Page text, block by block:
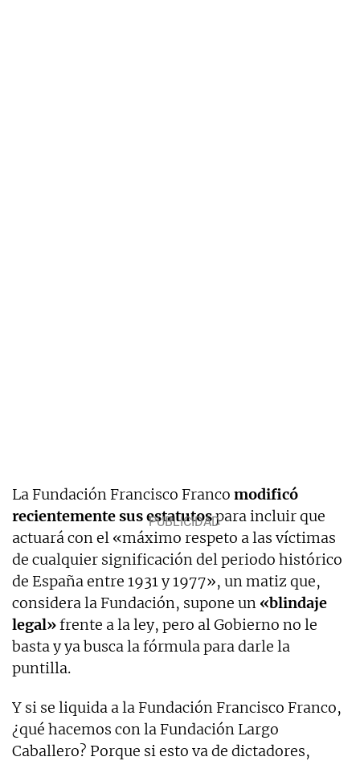
La Fundación Francisco Franco modificó
recientemente sus estatutospara incluir que
actuará con el «máximo respeto a las víctimas
de cualquier significación del periodo histórico
de España entre 1931 y 1977», un matiz que,
considera la Fundación, supone un «blindaje
legal»frente a la ley, pero al Gobierno no le
basta y ya busca la fórmula para darle la
puntilla.
Y si se liquida a la Fundación Francisco Franco,
¿qué hacemos con la Fundación Largo
Caballero? Porque si esto va de dictadores,